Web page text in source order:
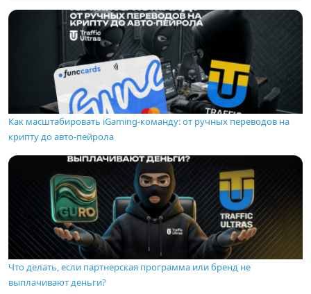
Как масштабировать iGaming-команду: от ручных переводов на
крипту до авто-пейрола
Что делать, если партнерская программа или бренд не
выплачивают деньги?